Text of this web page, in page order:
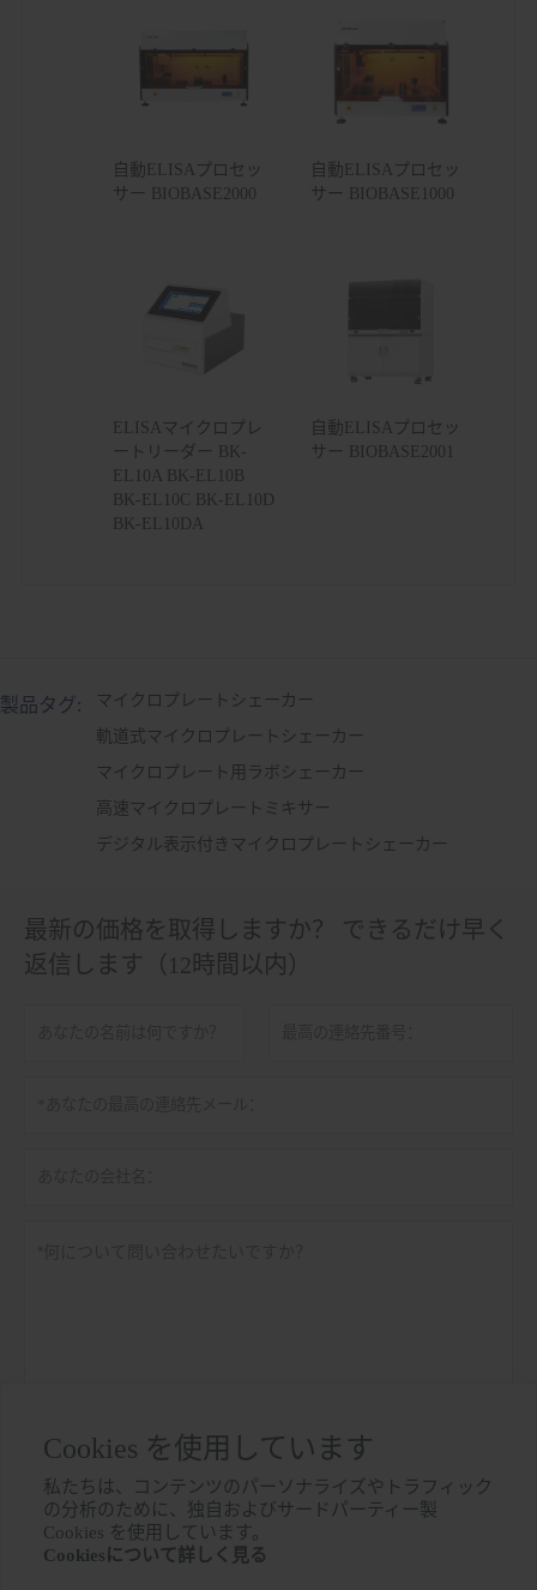
自動ELISAプロセッ
サー BIOBASE2000
自動ELISAプロセッ
サー BIOBASE1000
ELISAマイクロプレ
ートリーダー BK-
EL10A BK-EL10B
BK-EL10C BK-EL10D
BK-EL10DA
自動ELISAプロセッ
サー BIOBASE2001
製品タグ:
マイクロプレートシェーカー
軌道式マイクロプレートシェーカー
マイクロプレート用ラボシェーカー
高速マイクロプレートミキサー
デジタル表示付きマイクロプレートシェーカー
最新の価格を取得しますか？ できるだけ早く
返信します（12時間以内）
提出する 個人情報保護方針
Cookies を使用しています
私たちは、コンテンツのパーソナライズやトラフィック
の分析のために、独自およびサードパーティー製
Cookies を使用しています。
Cookiesについて詳しく見る